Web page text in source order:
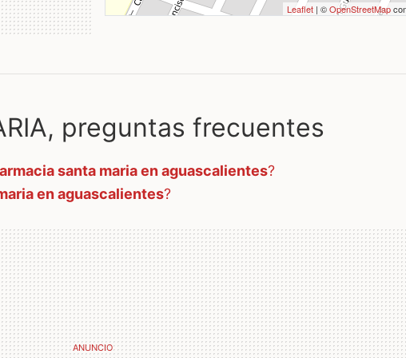
Leaflet | ©OpenStreetMap
preguntas frecuentes
santa maria en aguascalientes?
en aguascalientes?